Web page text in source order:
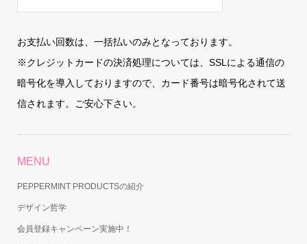
お支払い回数は、一括払いのみとなっております。
※クレジットカードの決済処理については、SSLによる通信の
暗号化を導入しておりますので、カード番号は暗号化されて送
信されます。ご安心下さい。
MENU
PEPPERMINT PRODUCTSの紹介
デザイン哲学
会員登録キャンペーン実施中！